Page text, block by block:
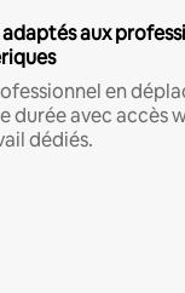
aux
en
durée avec accès
dédiés.